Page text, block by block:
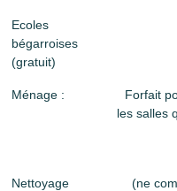
Ecoles
bégarroises
(gratuit)
Ménage :
Forfait
les salles
Nettoyage
(ne